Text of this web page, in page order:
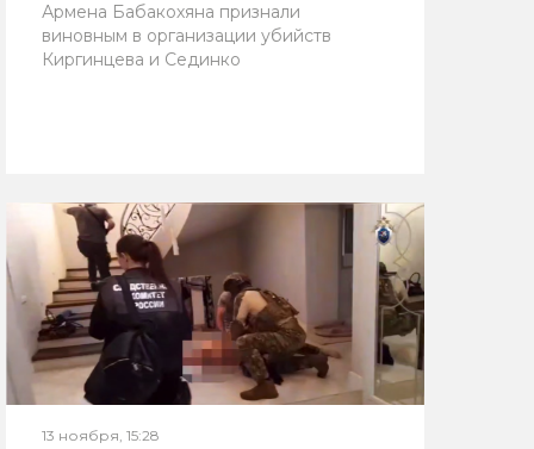
Армена Бабакохяна признали
виновным в организации убийств
Киргинцева и Сединко
13 ноября, 15:28